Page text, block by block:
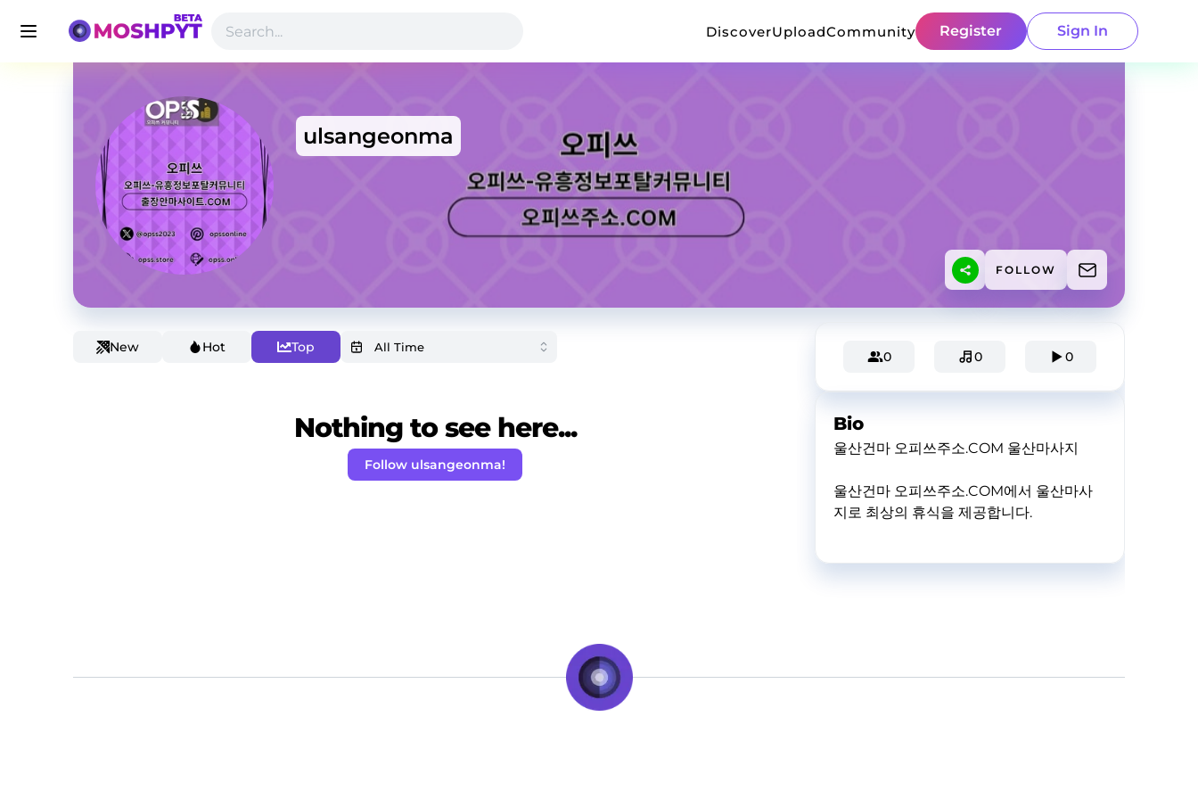
DiscoverUploadCommunity Register Sign In
ulsangeonma
FOLLOW
New Hot Top
Nothing to see here...
Follow ulsangeonma!
0 0 0
Bio
울산건마 오피쓰주소.COM 울산마사지
울산건마 오피쓰주소.COM에서 울산마사
지로 최상의 휴식을 제공합니다.